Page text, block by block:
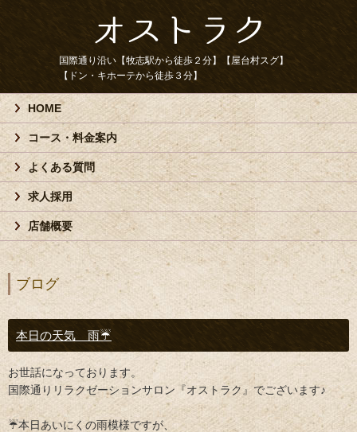
国際通り沿い【牧志駅から徒歩２分】【屋台村スグ】
【ドン・キホーテから徒歩３分】
HOME
コース・料金案内
よくある質問
求人採用
店舗概要
ブログ
本日の天気 雨☔
お世話になっております。
国際通りリラクゼーションサロン『オストラク』でございます♪
☔️本日あいにくの雨模様ですが、